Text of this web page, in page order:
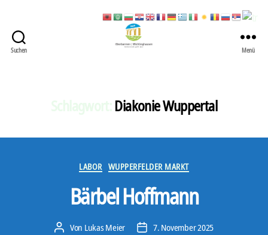
Suchen
Stadt
Menü
Diakonie Wuppertal
Kategorien
LABOR WUPPERFELDER MARKT
Bärbel Hoffmann
Beitragsautor
Von Lukas Meier Veröffentlichungsdatum
7. November 2025